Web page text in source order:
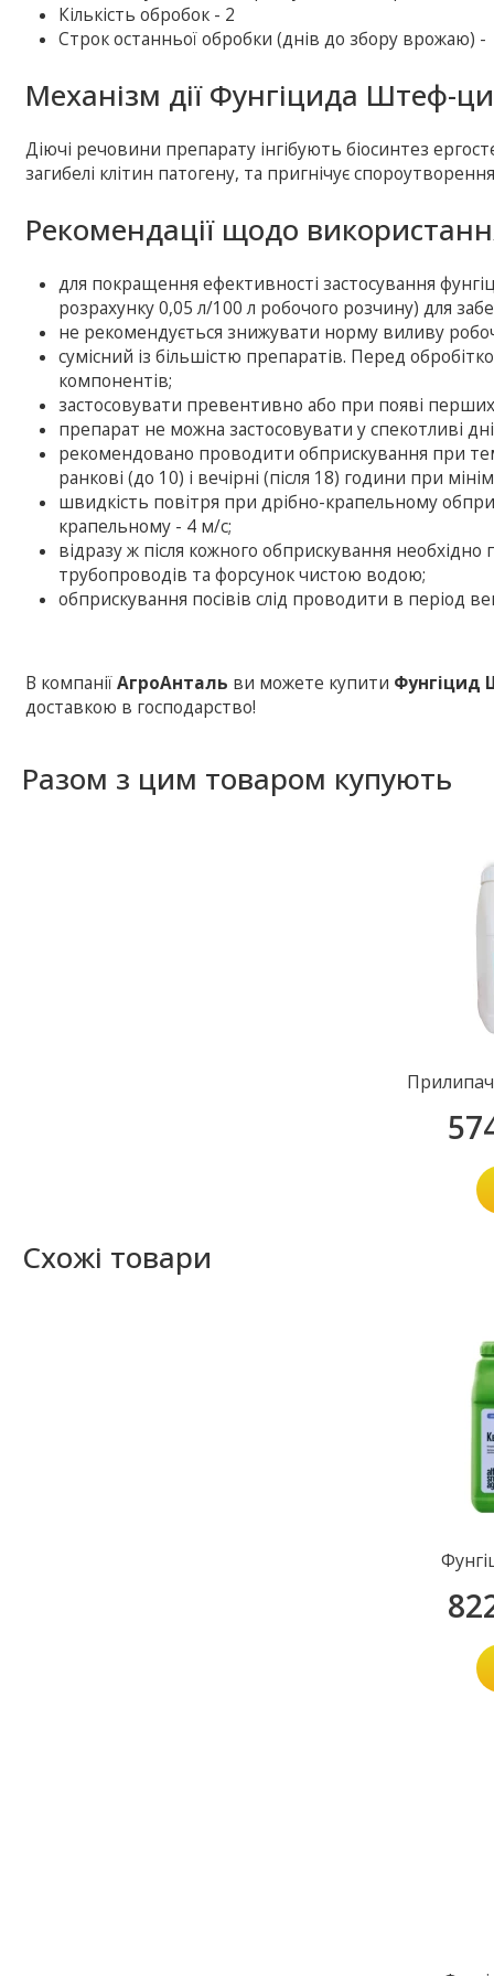
Кількість обробок - 2
Строк останньої обробки (днів до збору врожаю) -
Механізм дії Фунгіцида Штеф-
Діючі речовини препарату інгібують біосинтез
загибелі клітин патогену, та пригнічує
Рекомендації щодо
для покращення ефективності застосування
розрахунку 0,05 л/100 л робочого розчину) для
не рекомендується знижувати норму виливу
сумісний із більшістю препаратів. Перед
компонентів;
застосовувати превентивно або при появі
препарат не можна застосовувати у спекотливі
рекомендовано проводити обприскування при
ранкові (до 10) і вечірні (після 18) години при
швидкість повітря при дрібно-крапельному
крапельному - 4 м/с;
відразу ж після кожного обприскування
трубопроводів та форсунок чистою водою;
обприскування посівів слід проводити в період
В компаніїАгроАнталь ви можете купити Фунгіцид
доставкою в господарство!
Разом з цим товаром купують
Схожі товари